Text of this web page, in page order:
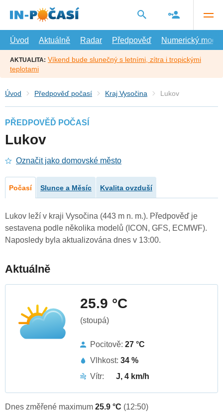
hlavní
Úvod
Aktuálně Radar Předpověď Numerický model
AKTUALITA: Víkend bude slunečný s letními, zítra i tropickými
teplotami
Úvod Předpověď počasí Kraj Vysočina Lukov
PŘEDPOVĚĎ POČASÍ
Lukov
Označit jako domovské město
Počasí Slunce a Měsíc Kvalita ovzduší
Lukov leží v kraji Vysočina (443 m n. m.). Předpověď je
sestavena podle několika modelů (ICON, GFS, ECMWF).
Naposledy byla aktualizována dnes v 13:00.
Aktuálně
25.9 °C
(stoupá)
Pocitově: 27 °C
Vlhkost: 34 %
Vítr:
J, 4 km/h
Dnes změřené maximum 25.9 °C (12:50)